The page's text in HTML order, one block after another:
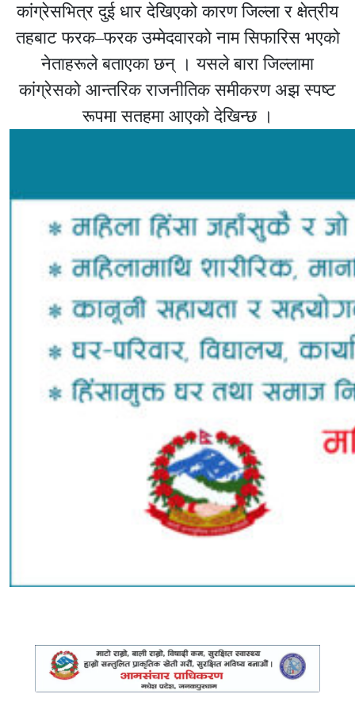
कांग्रेसभित्र दुई धार देखिएको कारण जिल्ला र क्षेत्रीय
तहबाट फरक–फरक उम्मेदवारको नाम सिफारिस भएको
नेताहरूले बताएका छन् । यसले बारा जिल्लामा
कांग्रेसको आन्तरिक राजनीतिक समीकरण अझ स्पष्ट
रूपमा सतहमा आएको देखिन्छ ।